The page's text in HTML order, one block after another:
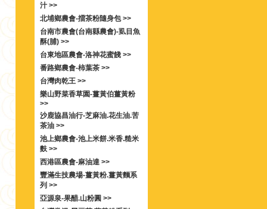
汁 >>
北埔鄉農會-擂茶粉隨身包 >>
台南市農會(台南縣農會)-虱目魚
酥(脯) >>
台東地區農會-洛神花蜜餞 >>
番路鄉農會-柿葉茶 >>
台灣肉乾王 >>
樂山野菜香草園-薑黃伯薑黃粉
>>
沙鹿協昌油行-芝麻油.花生油.苦
茶油 >>
池上鄉農會-池上米餅.米香.糙米
麩 >>
西港區農會-麻油達 >>
豐滿生技農場-薑黃粉.薑黃麵系
列 >>
亞源泉-果醋.山粉圓 >>